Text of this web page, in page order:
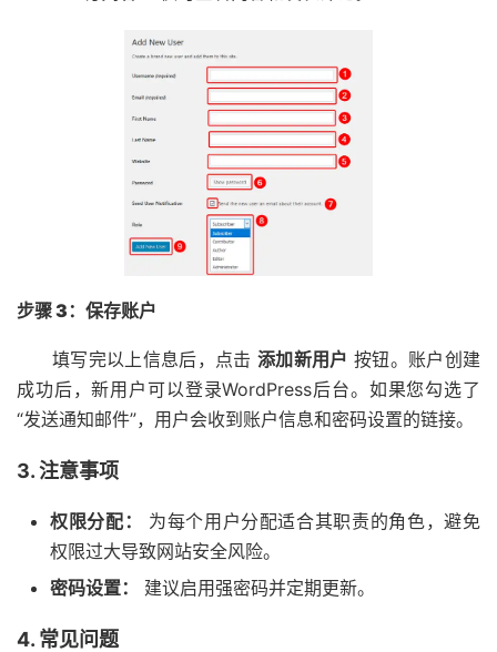
步骤 3：保存账户
填写完以上信息后，点击 添加新用户 按钮。账户创建
成功后，新用户可以登录WordPress后台。如果您勾选了
“发送通知邮件”，用户会收到账户信息和密码设置的链接。
3. 注意事项
权限分配：
为每个用户分配适合其职责的角色，避免
权限过大导致网站安全风险。
密码设置：
建议启用强密码并定期更新。
4. 常见问题